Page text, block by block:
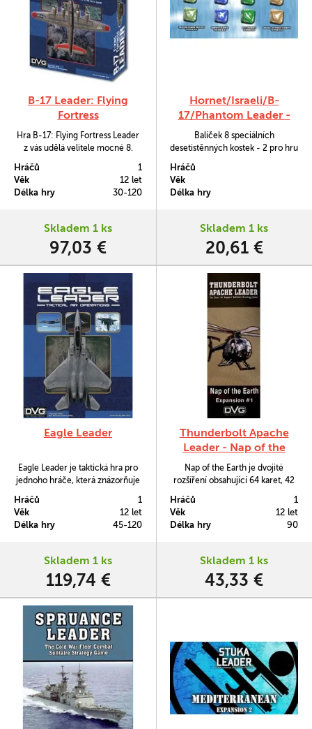
B-17 Leader: Flying
Fortress
Hra B-17: Flying Fortress Leader
z vás udělá velitele mocné 8.
Hráčů
1
Věk
12 let
Délka hry
30-120
Skladem 1 ks
97,03 €
Hornet/Israeli/B-
17/Phantom Leader -
Dice Pack
Balíček 8 speciálních
desetistěnných kostek - 2 pro hru
Airforce Leader a 2 pro Phantom
Hráčů
Věk
Délka hry
Skladem 1 ks
20,61 €
Eagle Leader
Eagle Leader je taktická hra pro
jednoho hráče, která znázorňuje
hypotetickém scénáři, kdy by se
Studená válka vyhrotila do
otevřeného konfliktu.
Hráčů
1
Věk
12 let
Délka hry
45-120
Skladem 1 ks
119,74 €
Thunderbolt Apache
Leader - Nap of the
Earth
Nap of the Earth je dvojité
rozšíření obsahující 64 karet, 42
vám obohatí vaše partie hry
Thunderbolt Apache Leader.
Hráčů
1
Věk
12 let
Délka hry
90
Skladem 1 ks
43,33 €